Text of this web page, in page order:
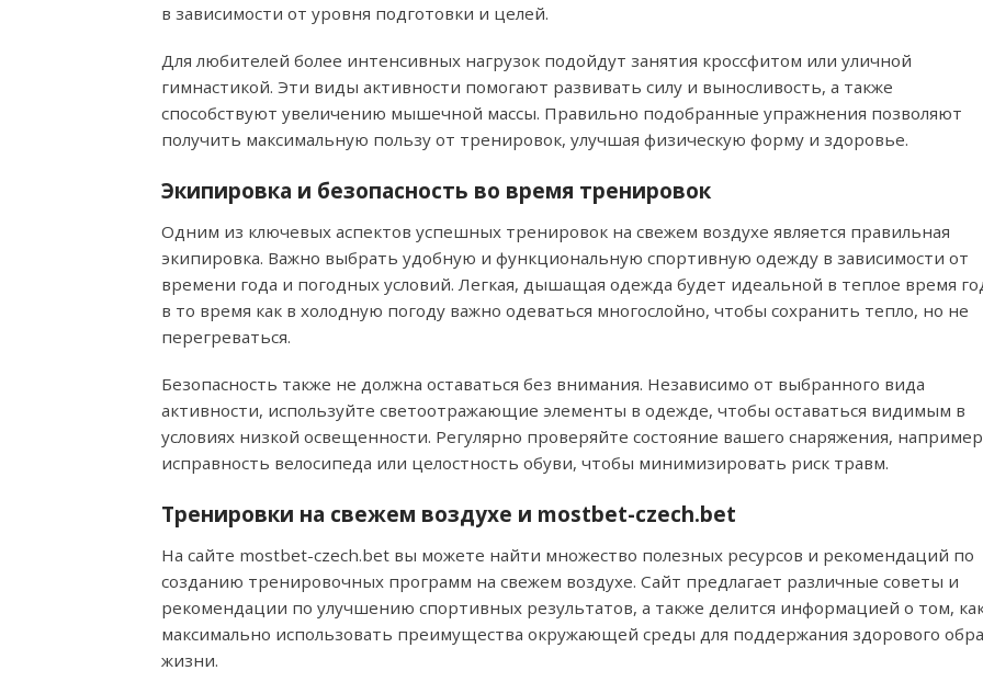
в зависимости от уровня подготовки и целей.
Для любителей более интенсивных нагрузок подойдут занятия кроссфитом или уличной
гимнастикой. Эти виды активности помогают развивать силу и выносливость, а также
способствуют увеличению мышечной массы. Правильно подобранные упражнения позволяют
получить максимальную пользу от тренировок, улучшая физическую форму и здоровье.
Экипировка и безопасность во время тренировок
Одним из ключевых аспектов успешных тренировок на свежем воздухе является правильная
экипировка. Важно выбрать удобную и функциональную спортивную одежду в зависимости от
времени года и погодных условий. Легкая, дышащая одежда будет идеальной в теплое время
в то время как в холодную погоду важно одеваться многослойно, чтобы сохранить тепло, но не
перегреваться.
Безопасность также не должна оставаться без внимания. Независимо от выбранного вида
активности, используйте светоотражающие элементы в одежде, чтобы оставаться видимым в
условиях низкой освещенности. Регулярно проверяйте состояние вашего снаряжения,
исправность велосипеда или целостность обуви, чтобы минимизировать риск травм.
Тренировки на свежем воздухе и mostbet-czech.bet
На сайте mostbet-czech.bet вы можете найти множество полезных ресурсов и рекомендаций по
созданию тренировочных программ на свежем воздухе. Сайт предлагает различные советы и
рекомендации по улучшению спортивных результатов, а также делится информацией о том,
максимально использовать преимущества окружающей среды для поддержания здорового
жизни.